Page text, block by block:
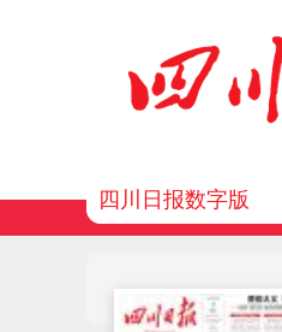
四川日报数字版